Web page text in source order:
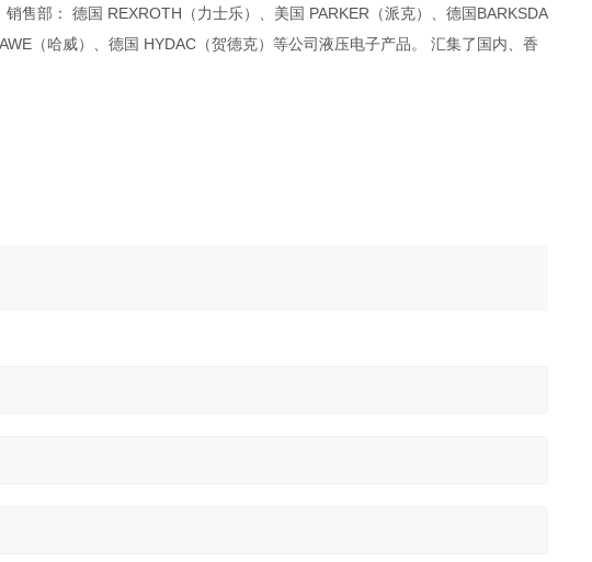
售部： 德国 REXROTH（力士乐）、美国 PARKER（派克）、德国BARKSDA
（哈威）、德国 HYDAC（贺德克）等公司液压电子产品。 汇集了国内、香